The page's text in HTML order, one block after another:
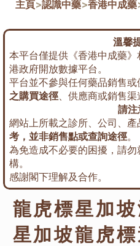
主頁>認識中藥>香港中成藥
溫馨
本平台僅提供《香港中成藥
港政府開放數據平台。
平台並不參與任何藥品銷售
之購買途徑、供應商或銷售渠
請注
網站上所載之診所、公司、
考，並非銷售點或查詢途徑。
為免造成不必要的困擾，請
構。
感謝閣下理解及合作。
龍虎標星加
星加坡龍虎